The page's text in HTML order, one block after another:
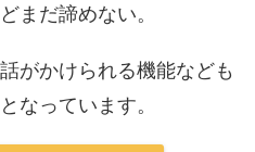
まだ諦めない。
がかけられる機能なども
なっています。